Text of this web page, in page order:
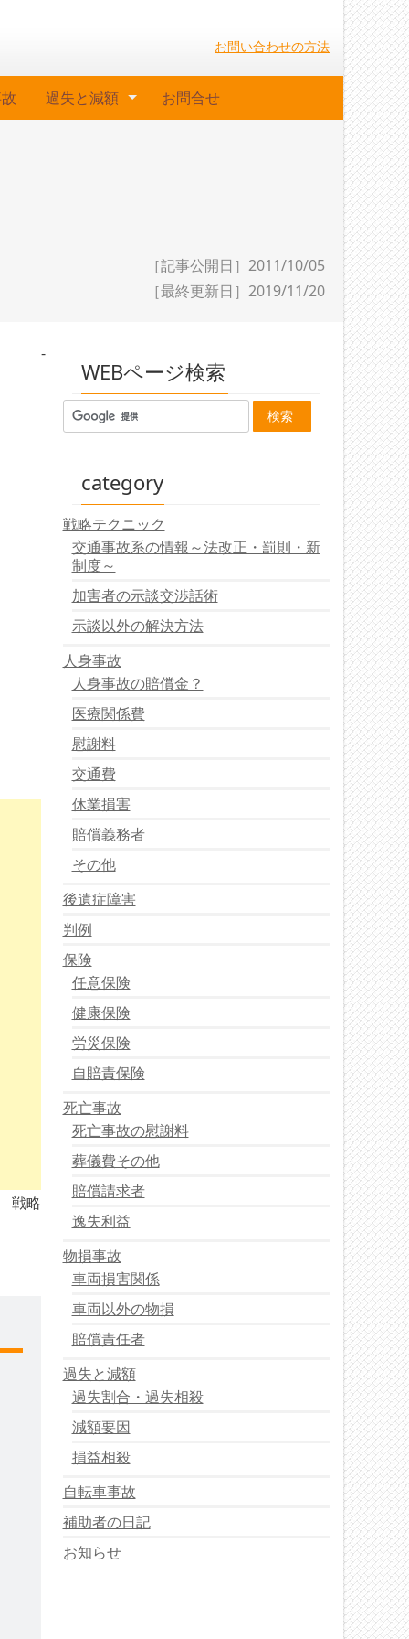
お問い合わせの方法
過失と減額 お問合せ
［記事公開日］2011/10/05
［最終更新日］ 2019/11/20
戦略
-
WEBページ検索
category
戦略テクニック
交通事故系の情報～法改正・罰則・新
制度～
加害者の示談交渉話術
示談以外の解決方法
人身事故
人身事故の賠償金？
医療関係費
慰謝料
交通費
休業損害
賠償義務者
その他
後遺症障害
判例
保険
任意保険
健康保険
労災保険
自賠責保険
死亡事故
死亡事故の慰謝料
葬儀費その他
賠償請求者
逸失利益
物損事故
車両損害関係
車両以外の物損
賠償責任者
過失と減額
過失割合・過失相殺
減額要因
損益相殺
自転車事故
補助者の日記
お知らせ